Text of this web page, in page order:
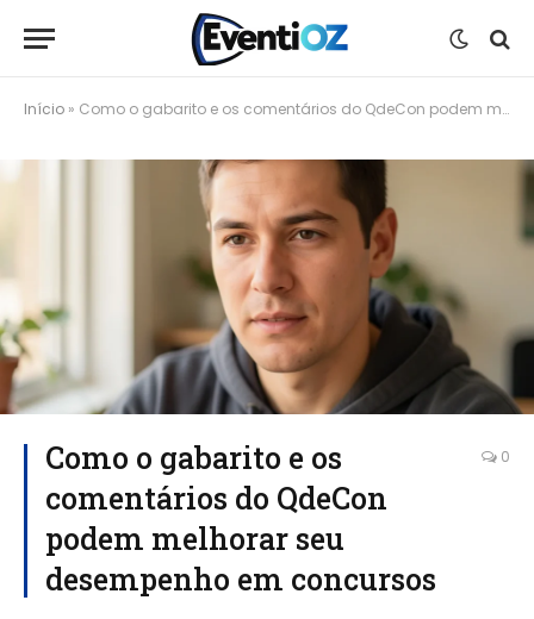
Início » Como o gabarito e os comentários do QdeCon podem melhorar seu desempenho em concursos
Como o gabarito e os
comentários do QdeCon
podem melhorar seu
desempenho em concursos
0